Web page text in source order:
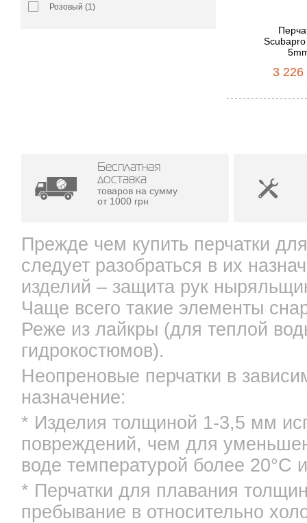
Розовый (1)
3 226
Бесплатная
доставка
товаров на сумму
от 1000 грн
Прежде чем купить перчатки
следует разобраться в их
изделий – защита рук
Чаще всего такие элементы
Реже из лайкры (для теплой
гидрокостюмов).
Неопреновые перчатки в
назначение:
* Изделия толщиной 1-3,5 мм
повреждений, чем для
воде температурой более
* Перчатки для плавания
пребывание в относительно